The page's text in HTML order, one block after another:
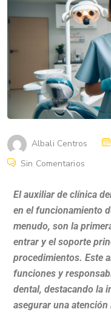
Albali Centros
Sin Comentarios
El auxiliar de clínica
en el funcionamiento
menudo, son la
entrar y el soporte
procedimientos. Este
funciones y
dental, destacando la
asegurar una